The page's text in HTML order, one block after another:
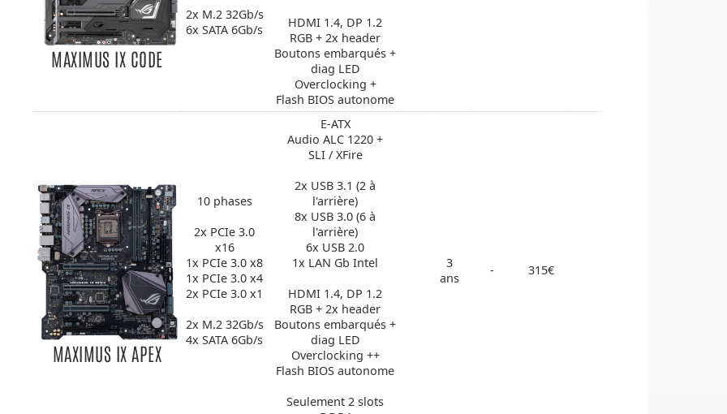
MAXIMUS IX CODE
2x M.2 32Gb/s
6x SATA 6Gb/s
HDMI 1.4, DP 1.2
RGB + 2x header
Boutons embarqués +
diag LED
Overclocking +
Flash BIOS autonome
MAXIMUS IX APEX
10 phases
2x PCIe 3.0
x16
1x PCIe 3.0 x8
1x PCIe 3.0 x4
2x PCIe 3.0 x1
2x M.2 32Gb/s
4x SATA 6Gb/s
E-ATX
Audio ALC 1220 +
SLI / XFire
2x USB 3.1 (2 à
l'arrière)
8x USB 3.0 (6 à
l'arrière)
6x USB 2.0
1x LAN Gb Intel
HDMI 1.4, DP 1.2
RGB + 2x header
Boutons embarqués +
diag LED
Overclocking ++
Flash BIOS autonome
Seulement 2 slots
3
ans
- 315€